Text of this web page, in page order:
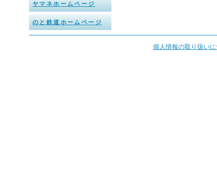
ヤマネホームページ
のと鉄道ホームページ
個人情報の取り扱い